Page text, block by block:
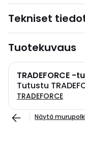
Tekniset
Tuotekuvaus
TRADEFORCE -
Tutustu
TRADEFORCE
Näytä